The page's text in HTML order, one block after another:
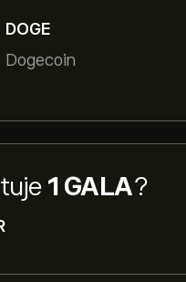
DOGE
Dogecoin
1 GALA?